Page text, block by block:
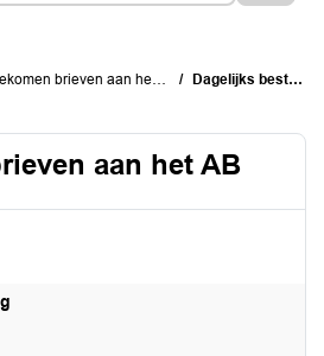
brieven aan het AB Dagelijks bestuur
aan het AB